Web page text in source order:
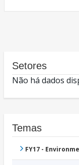
Setores
Não há dados
Temas
FY17 -